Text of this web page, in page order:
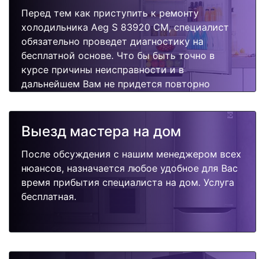
Перед тем как приступить к ремонту
холодильника Aeg S 83920 CM, специалист
обязательно проведет диагностику на
бесплатной основе. Что бы быть точно в
курсе причины неисправности и в
дальнейшем Вам не придется повторно
поломок.
Выезд мастера на дом
После обсуждения с нашим менеджером всех
нюансов, назначается любое удобное для Вас
время прибытия специалиста на дом. Услуга
бесплатная.